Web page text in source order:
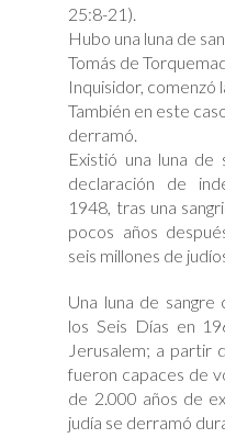
25:8-21).
Hubo una luna de
Tomás de
Inquisidor, comenzó
También en este
derramó.
Existió una luna de
declaración de
1948, tras una
pocos años
seis millones de
Una luna de
los Seis Días en
Jerusalem; a partir
fueron capaces de
de 2.000 años de
judía se derramó